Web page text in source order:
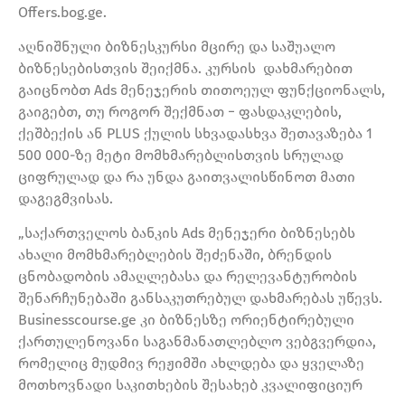
Offers.bog.ge.
აღნიშნული ბიზნესკურსი მცირე და საშუალო
ბიზნესებისთვის შეიქმნა. კურსის დახმარებით
გაიცნობთ Ads მენეჯერის თითოეულ ფუნქციონალს,
გაიგებთ, თუ როგორ შექმნათ − ფასდაკლების,
ქეშბექის ან PLUS ქულის სხვადასხვა შეთავაზება 1
500 000-ზე მეტი მომხმარებლისთვის სრულად
ციფრულად და რა უნდა გაითვალისწინოთ მათი
დაგეგმვისას.
„საქართველოს ბანკის Ads მენეჯერი ბიზნესებს
ახალი მომხმარებლების შეძენაში, ბრენდის
ცნობადობის ამაღლებასა და რელევანტურობის
შენარჩუნებაში განსაკუთრებულ დახმარებას უწევს.
Businesscourse.ge კი ბიზნესზე ორიენტირებული
ქართულენოვანი საგანმანათლებლო ვებგვერდია,
რომელიც მუდმივ რეჟიმში ახლდება და ყველაზე
მოთხოვნადი საკითხების შესახებ კვალიფიციურ